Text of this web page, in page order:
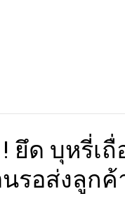
ยึด บุหรี่เถื่
รอส่งลูกค้